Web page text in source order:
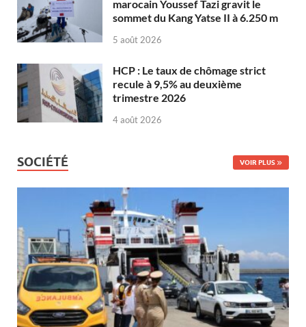
marocain Youssef Tazi gravit le
sommet du Kang Yatse II à 6.250 m
5 août 2026
HCP : Le taux de chômage strict
recule à 9,5% au deuxième
trimestre 2026
4 août 2026
SOCIÉTÉ VOIR PLUS